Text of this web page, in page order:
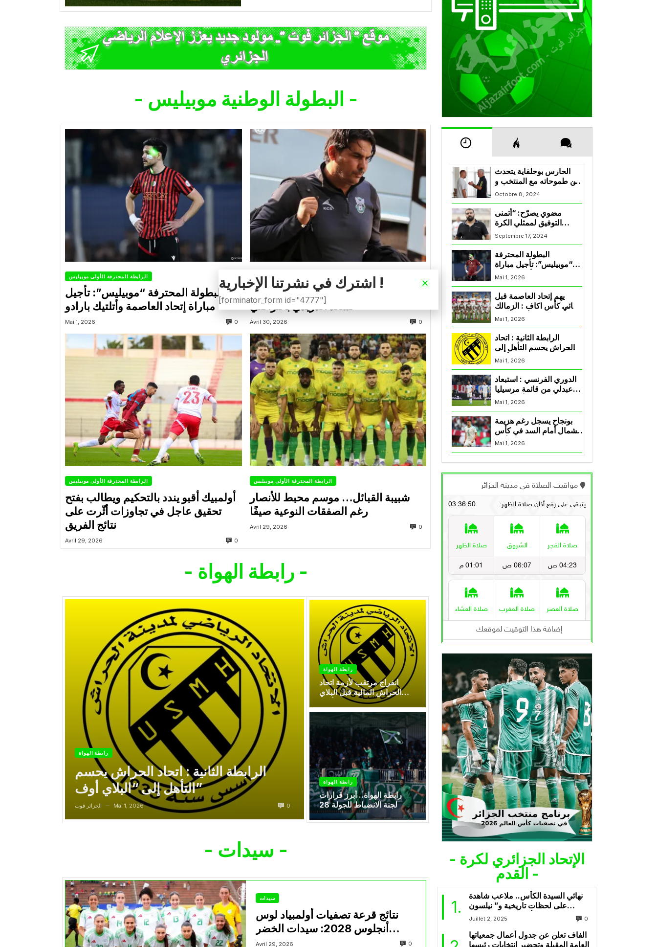
- البطولة الوطنية موبيليس -
الرابطة المحترفة الأولى موبيليس
البطولة المحترفة “موبيليس”: تأجيل
مباراة إتحاد العاصمة وأتلتيك بارادو
Mai 1, 2026 0
الرابطة المحترفة الأولى موبيليس
شباب قسنطينة يفسخ عقد المدرب
لسعد الدريدي بالتراضي
Avril 30, 2026 0
الرابطة المحترفة الأولى موبيليس
أولمبيك أقبو يندد بالتحكيم ويطالب بفتح
تحقيق عاجل في تجاوزات أثّرت على
نتائج الفريق
Avril 29, 2026 0
الرابطة المحترفة الأولى موبيليس
شبيبة القبائل… موسم محبط للأنصار
رغم الصفقات النوعية صيفًا
Avril 29, 2026 0
- رابطة الهواة -
رابطة الهواة
الرابطة الثانية : اتحاد الحراش يحسم
التأهل إلى “البلاي أوف”
الجزائر فوت — Mai 1, 2026 0
رابطة الهواة
انفراج مرتقب لأزمة اتحاد
الحراش المالية قبل البلاي
رابطة الهواة
رابطة الهواة.. أبرز قرارات
لجنة الانضباط للجولة 28
- سيدات -
سيدات
نتائج قرعة تصفيات أولمبياد لوس
أنجلوس 2028: سيدات الخضر
يواجهن إفريقيا الوسطى
Avril 29, 2026 0
30/04
إتحاد العاصمة يضمن المشاركة
رسميًا في كأس الكونفيدرالية الإفريقية
الموسم القادم.
30/04
بعد التتويج بالعاشرة… اتحاد
العاصمة ينفرد بعرش كأس الجزائر
السابق التالي
الحارس بوحلفاية يتحدث
عن طموحاته مع المنتخب و
شباب قسنطينة
Octobre 8, 2024
مضوي يصرّح: “أتمنى
التوفيق لممثلي الكرة
الجزائرية في المسابقات
القارية”
Septembre 17, 2024
البطولة المحترفة
“موبيليس”: تأجيل مباراة
إتحاد العاصمة وأتلتيك بارادو
Mai 1, 2026
يهم إتحاد العاصمة قبل
نهائي كأس اكاف : الزمالك
Mai 1, 2026
الرابطة الثانية : اتحاد
الحراش يحسم التأهل إلى
Mai 1, 2026
الدوري الفرنسي : استبعاد
عبدلي من قائمة مرسيليا
أمام نانت
Mai 1, 2026
بونجاح يسجل رغم هزيمة
الشمال أمام السد في كأس
الأمير
Mai 1, 2026
- الإتحاد الجزائري لكرة
القدم -
1
نهائي السيدة الكأس.. ملاعب شاهدة
على لحظات تاريخية و” نيلسون
مانديلا” يحتضن أول نهائي في تاريخه
Juillet 2, 2025 0
الفاف تعلن عن جدول أعمال جمعياتها
العامة المقبلة وتحضير انتخابات رئيسها
اشترك في نشرتنا الإخبارية !
[forminator_form id="4777"]